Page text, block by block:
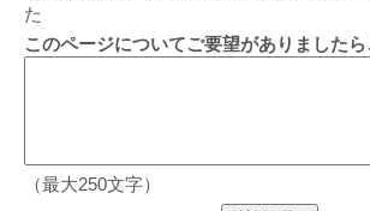
た
このページについてご要望がありましたら
（最大250文字）